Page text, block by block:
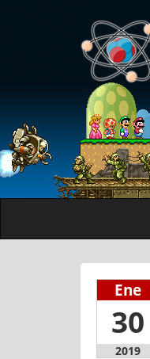
Ene
30
2019